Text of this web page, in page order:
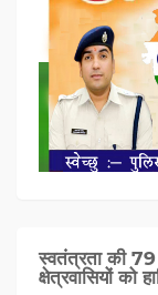
स्वतंत्रता की 79
क्षेत्रवासियों को